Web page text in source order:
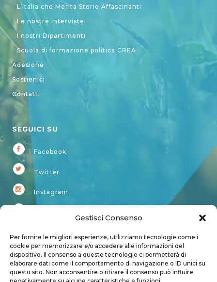
Gestisci Consenso
Per fornire le migliori esperienze, utilizziamo tecnologie come i
cookie per memorizzare e/o accedere alle informazioni del
dispositivo. Il consenso a queste tecnologie ci permetterà di
elaborare dati come il comportamento di navigazione o ID unici su
questo sito. Non acconsentire o ritirare il consenso può influire
L’Italia che Merita Storie Affascinanti
Le nostre interviste
I nostri Dipartimenti
Scuola di formazione politica CREA
Adesione
Sostienici
Contatti
SEGUICI SU
Facebook
Twitter
Instagram
Account
Login